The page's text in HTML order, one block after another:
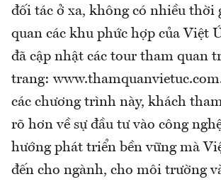
đối tác ở xa, không có nhiều thời
quan các khu phức hợp của Việt
đã cập nhật các tour tham quan
trang:
các chương trình này, khách
rõ hơn về sự đầu tư vào công
hướng phát triển bền vững mà
đến cho ngành, cho môi trường